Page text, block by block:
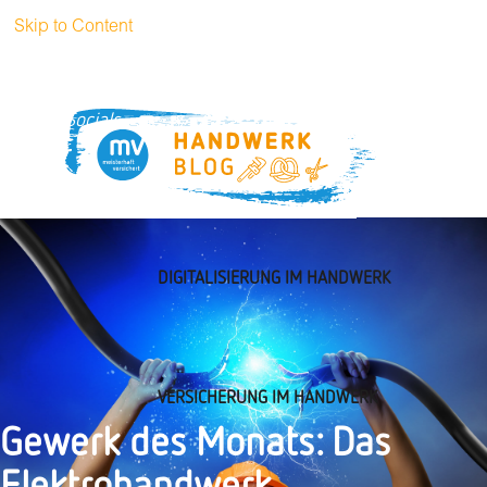
Skip to Content
Socials
DIGITALISIERUNG IM HANDWERK
VERSICHERUNG IM HANDWERK
Gewerk des Monats: Das